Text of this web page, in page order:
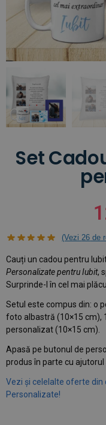
Set
(Vezi26 de
Cauți un cadou pentru
Personalizate pentru Iubit,
Surprinde-l în cel mai
Setul este compus din: o
foto albastră (10×15 cm),
personalizat (10×15 cm).
Apasă pe butonul de
produs în parte cu
Vezi și celelalte oferte din
Personalizate!